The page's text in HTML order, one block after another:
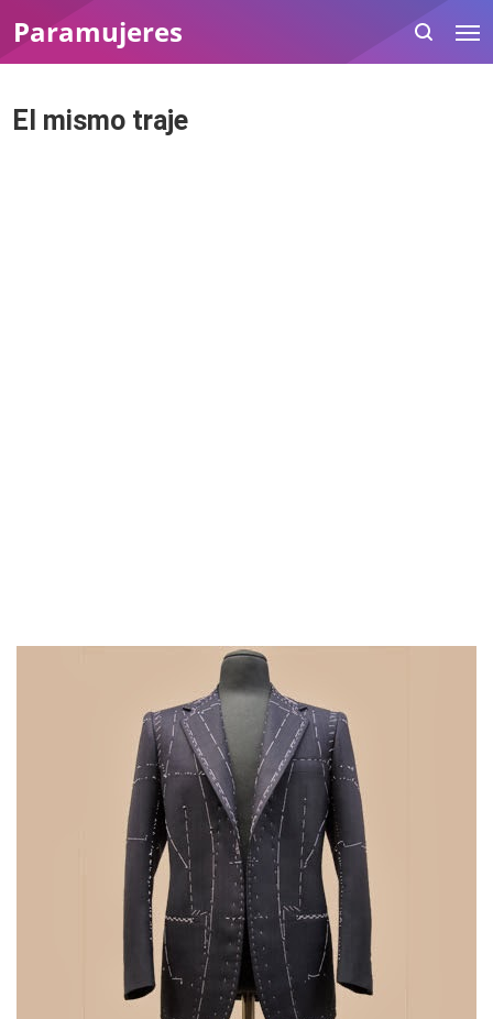
Paramujeres
El mismo traje